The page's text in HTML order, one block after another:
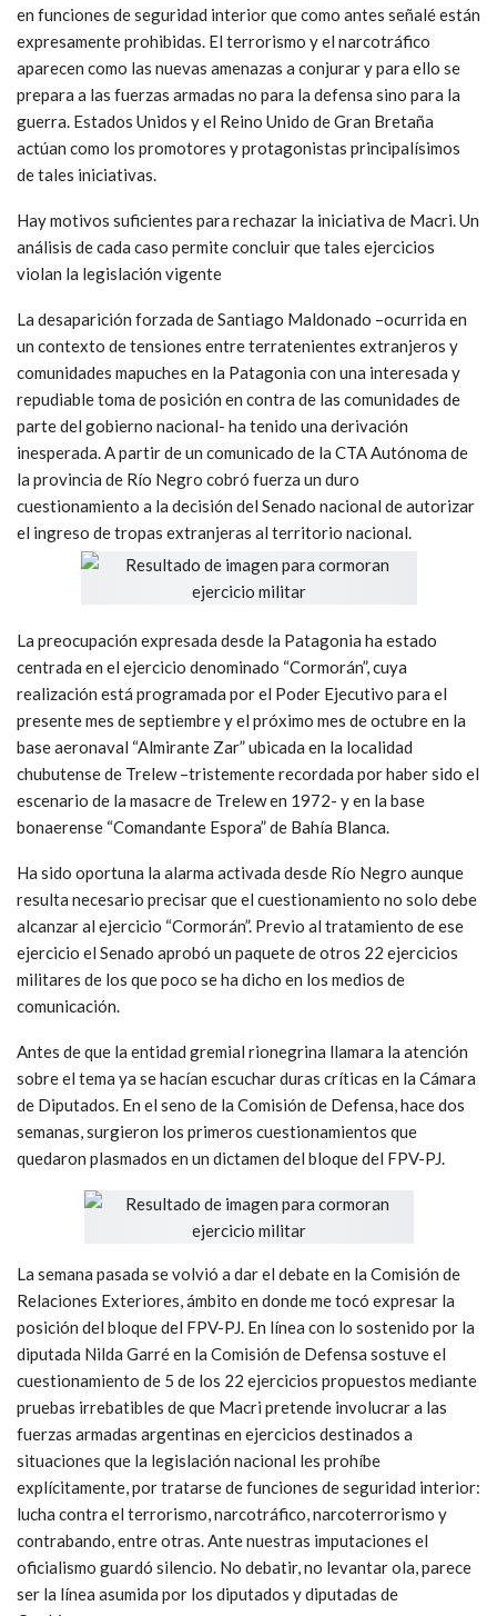
en funciones de seguridad interior que como antes señalé están
expresamente prohibidas. El terrorismo y el narcotráfico
aparecen como las nuevas amenazas a conjurar y para ello se
prepara a las fuerzas armadas no para la defensa sino para la
guerra. Estados Unidos y el Reino Unido de Gran Bretaña
actúan como los promotores y protagonistas principalísimos
de tales iniciativas.
Hay motivos suficientes para rechazar la iniciativa de Macri. Un
análisis de cada caso permite concluir que tales ejercicios
violan la legislación vigente
La desaparición forzada de Santiago Maldonado –ocurrida en
un contexto de tensiones entre terratenientes extranjeros y
comunidades mapuches en la Patagonia con una interesada y
repudiable toma de posición en contra de las comunidades de
parte del gobierno nacional- ha tenido una derivación
inesperada. A partir de un comunicado de la CTA Autónoma de
la provincia de Río Negro cobró fuerza un duro
cuestionamiento a la decisión del Senado nacional de autorizar
el ingreso de tropas extranjeras al territorio nacional.
La preocupación expresada desde la Patagonia ha estado
centrada en el ejercicio denominado “Cormorán”, cuya
realización está programada por el Poder Ejecutivo para el
presente mes de septiembre y el próximo mes de octubre en la
base aeronaval “Almirante Zar” ubicada en la localidad
chubutense de Trelew –tristemente recordada por haber sido el
escenario de la masacre de Trelew en 1972- y en la base
bonaerense “Comandante Espora” de Bahía Blanca.
Ha sido oportuna la alarma activada desde Río Negro aunque
resulta necesario precisar que el cuestionamiento no solo debe
alcanzar al ejercicio “Cormorán”. Previo al tratamiento de ese
ejercicio el Senado aprobó un paquete de otros 22 ejercicios
militares de los que poco se ha dicho en los medios de
comunicación.
Antes de que la entidad gremial rionegrina llamara la atención
sobre el tema ya se hacían escuchar duras críticas en la Cámara
de Diputados. En el seno de la Comisión de Defensa, hace dos
semanas, surgieron los primeros cuestionamientos que
quedaron plasmados en un dictamen del bloque del FPV-PJ.
La semana pasada se volvió a dar el debate en la Comisión de
Relaciones Exteriores, ámbito en donde me tocó expresar la
posición del bloque del FPV-PJ. En línea con lo sostenido por la
diputada Nilda Garré en la Comisión de Defensa sostuve el
cuestionamiento de 5 de los 22 ejercicios propuestos mediante
pruebas irrebatibles de que Macri pretende involucrar a las
fuerzas armadas argentinas en ejercicios destinados a
situaciones que la legislación nacional les prohíbe
explícitamente, por tratarse de funciones de seguridad interior:
lucha contra el terrorismo, narcotráfico, narcoterrorismo y
contrabando, entre otras. Ante nuestras imputaciones el
oficialismo guardó silencio. No debatir, no levantar ola, parece
ser la línea asumida por los diputados y diputadas de